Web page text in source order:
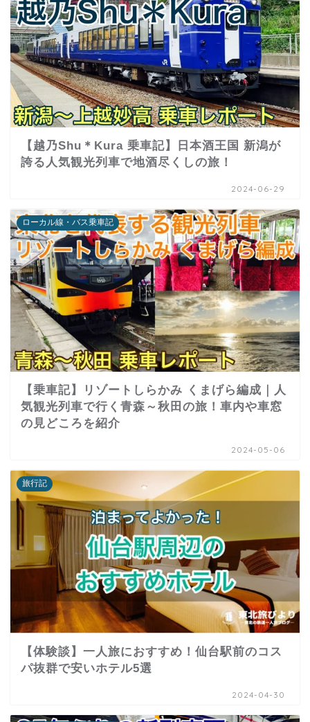
【越乃Shu＊Kura 乗車記】日本酒王国 新潟が
誇る人気観光列車で地酒尽くしの旅！
2024-06-29
ローカル線・バス乗車記
【乗車記】リゾートしらかみ くまげら編成｜人
気観光列車で行く青森～秋田の旅！車内や車窓
の見どころを紹介
2024-05-06
旅行記
【体験談】一人旅におすすめ！仙台駅前のコス
パ抜群で安いホテル5選
2024-04-30